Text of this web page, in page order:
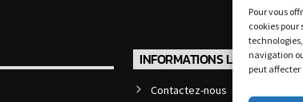
Pour vous
cookies
navigation
peut
INFORMATIONS LÉGALES
Contactez-nous